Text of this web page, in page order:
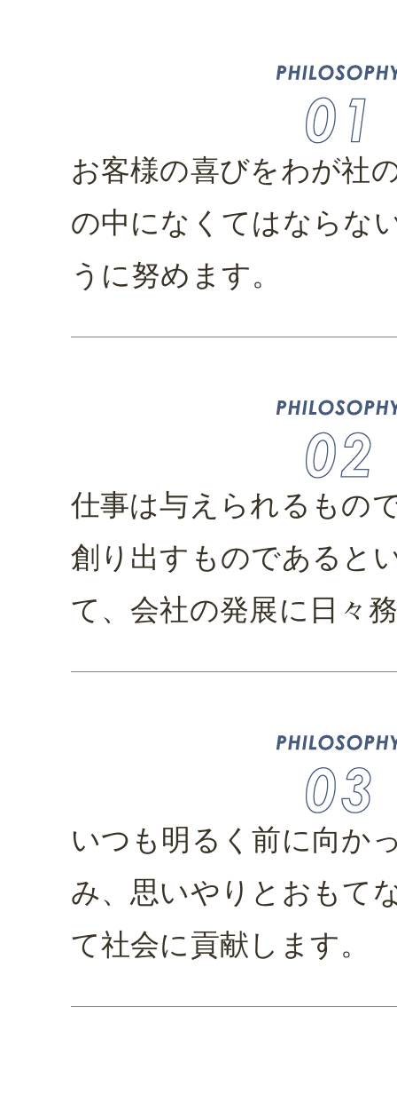
お客様の喜びをわが社
の中になくてはならな
うに努めます。
仕事は与えられるもの
創り出すものであると
て、会社の発展に日々
いつも明るく前に向か
み、思いやりとおもて
て社会に貢献します。